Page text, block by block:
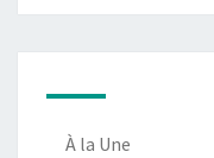
À la Une